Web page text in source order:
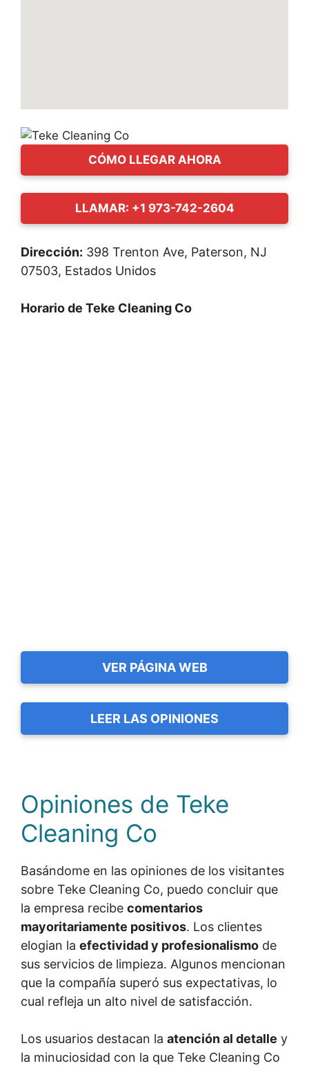
CÓMO LLEGAR AHORA
LLAMAR: +1 973-742-2604
Dirección: 398 Trenton Ave, Paterson, NJ
07503, Estados Unidos
Horario de Teke Cleaning Co
VER PÁGINA WEB
LEER LAS OPINIONES
Opiniones de Teke
Cleaning Co
Basándome en las opiniones de los visitantes
sobre Teke Cleaning Co, puedo concluir que
la empresa recibe comentarios
mayoritariamente positivos. Los clientes
elogian la efectividad y profesionalismo de
sus servicios de limpieza. Algunos mencionan
que la compañía superó sus expectativas, lo
cual refleja un alto nivel de satisfacción.
Los usuarios destacan la atención al detalle y
la minuciosidad con la que Teke Cleaning Co